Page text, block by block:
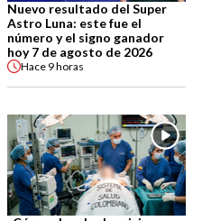
Nuevo resultado del Super
Astro Luna: este fue el
número y el signo ganador
hoy 7 de agosto de 2026
Hace 9 horas